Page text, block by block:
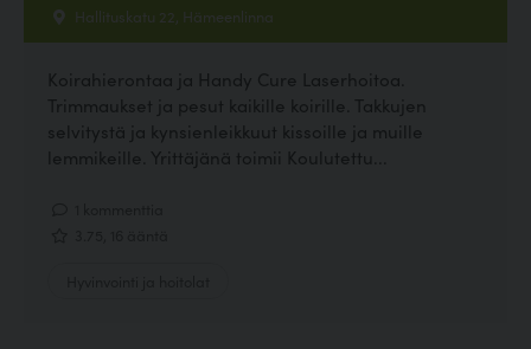
Hallituskatu 22, Hämeenlinna
Koirahierontaa ja Handy Cure Laserhoitoa.
Trimmaukset ja pesut kaikille koirille. Takkujen
selvitystä ja kynsienleikkuut kissoille ja muille
lemmikeille. Yrittäjänä toimii Koulutettu...